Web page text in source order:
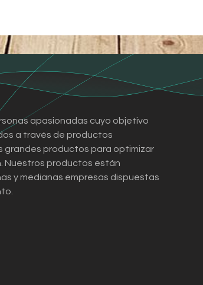
apasionadas cuyo objetivo
a través de productos
grandes productos para optimizar
Nuestros productos están
y medianas empresas dispuestas